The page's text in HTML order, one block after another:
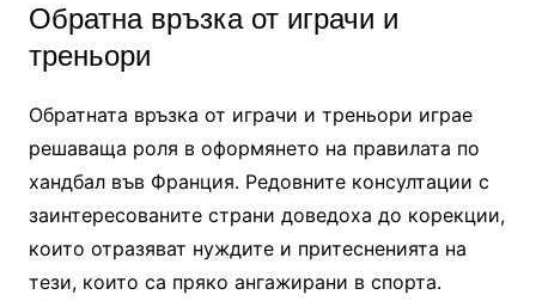
Обратна връзка от играчи и
треньори
Обратната връзка от играчи и треньори играе
решаваща роля в оформянето на правилата по
хандбал във Франция. Редовните консултации с
заинтересованите страни доведоха до корекции,
които отразяват нуждите и притесненията на
тези, които са пряко ангажирани в спорта.